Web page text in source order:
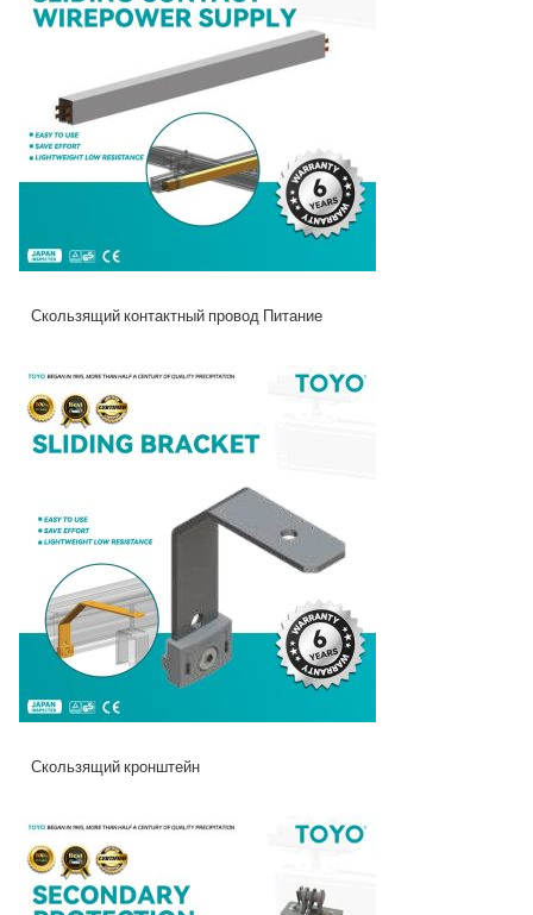
Скользящий контактный провод Питание
Скользящий кронштейн